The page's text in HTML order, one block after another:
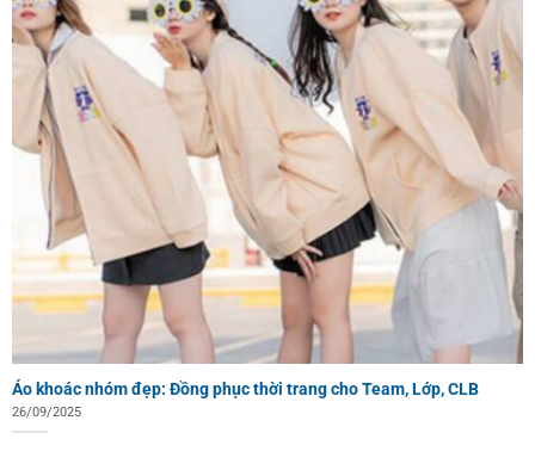
Áo khoác nhóm đẹp: Đồng phục thời trang cho Team, Lớp, CLB
26/09/2025